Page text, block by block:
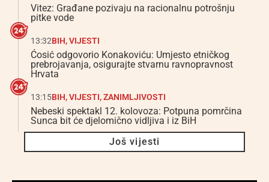
Vitez: Građane pozivaju na racionalnu potrošnju
pitke vode
13:32BIH,VIJESTI
Ćosić odgovorio Konakoviću: Umjesto etničkog
prebrojavanja, osigurajte stvarnu ravnopravnost
Hrvata
13:15BIH,VIJESTI,ZANIMLJIVOSTI
Nebeski spektakl 12. kolovoza: Potpuna pomrčina
Sunca bit će djelomično vidljiva i iz BiH
Još vijesti